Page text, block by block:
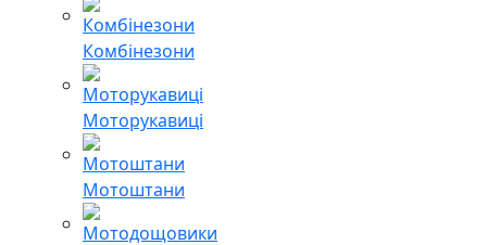
Комбінезони
Моторукавиці
Мотоштани